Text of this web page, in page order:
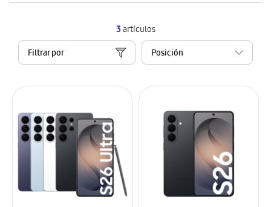
3artículos
Filtrar por